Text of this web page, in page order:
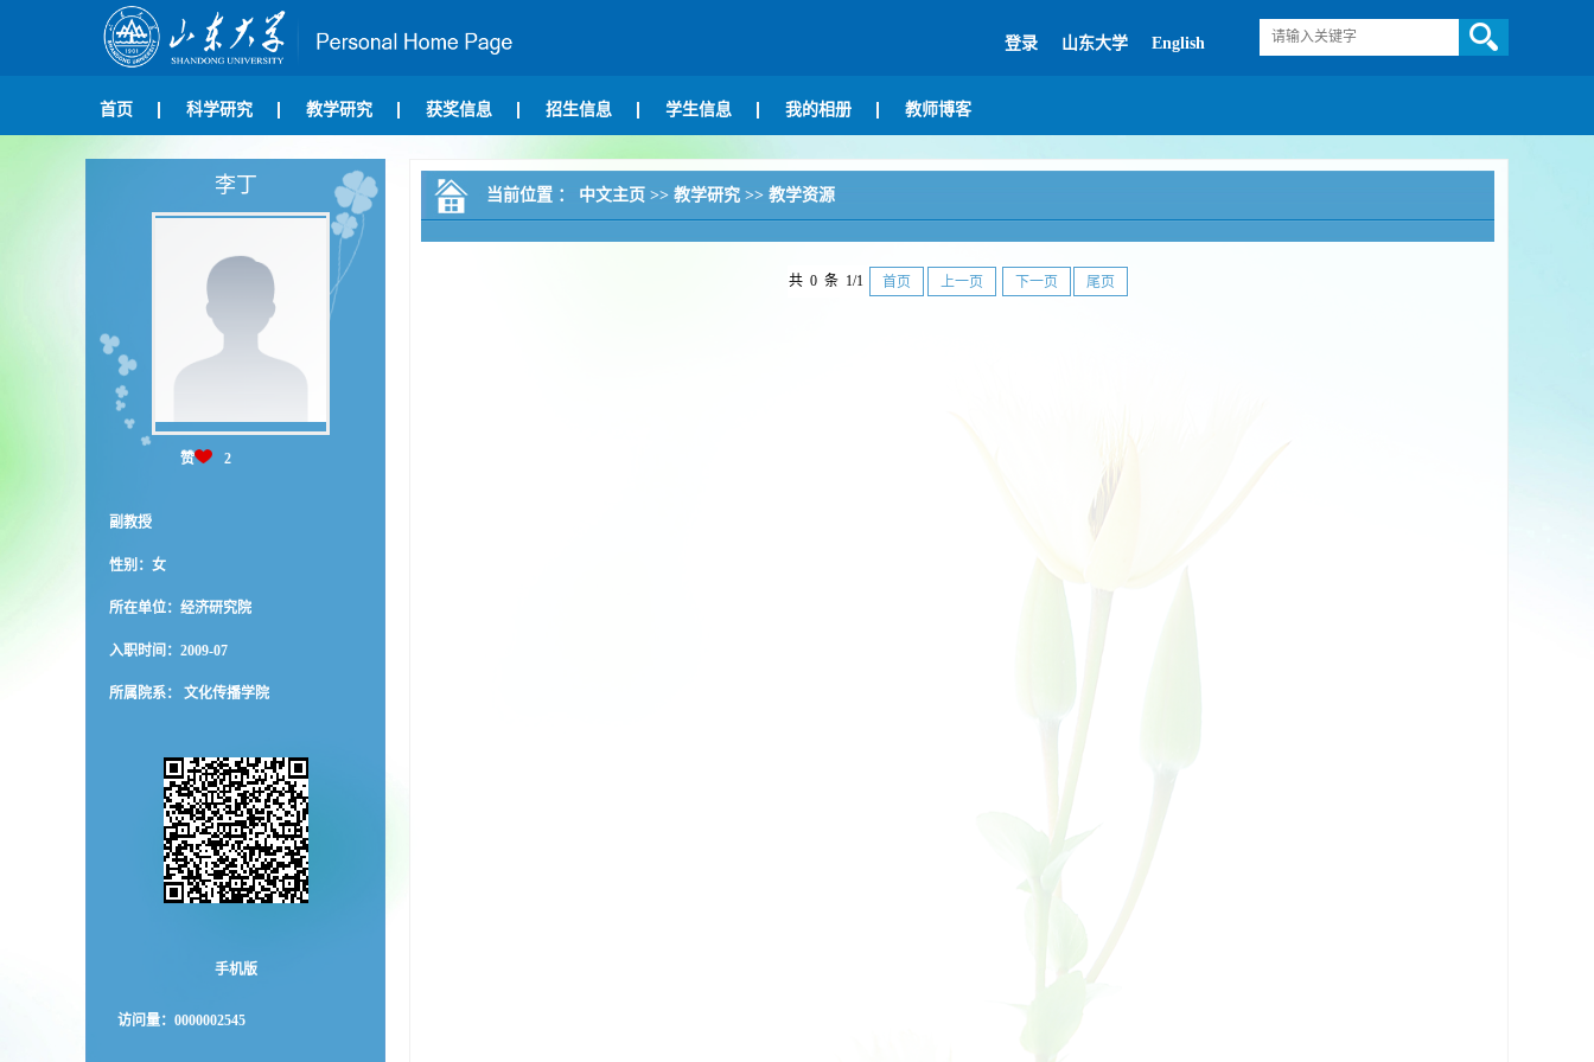
登录 山东大学 English
首页 科学研究 教学研究 获奖信息 招生信息 学生信息 我的相册 教师博客
李丁
赞 2
副教授
性别：女
所在单位：经济研究院
入职时间：2009-07
所属院系： 文化传播学院
手机版
访问量： 0000002545
当前位置 ： 中文主页 >> 教学研究 >> 教学资源
共 0 条 1/1 首页 上一页 下一页 尾页